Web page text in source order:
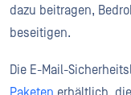
dazu beitragen,
beseitigen.
Die E-Mail-